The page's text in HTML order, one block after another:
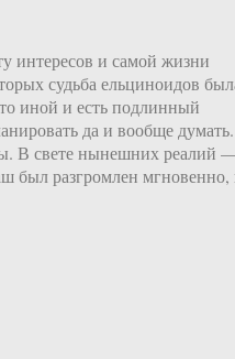
интересов и самой жизни
судьба ельциноидов
иной и есть подлинный
да и вообще думать.
В свете нынешних реалий
был разгромлен мгновенно,